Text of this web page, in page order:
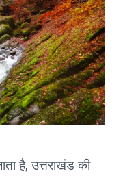
है, उत्तराखंड की